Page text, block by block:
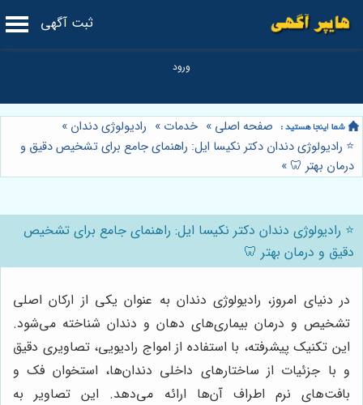
ثبت آگهی
صفحه اصلی » خدمات » رادیولوژی دندان »
⭐️ رادیولوژی دندان دکتر نکیسا ایل: راهنمای جامع برای تشخیص دقیق و
درمان بهتر 🦷 »
⭐️ رادیولوژی دندان دکتر نکیسا ایل: راهنمای جامع برای تشخیص
دقیق و درمان بهتر 🦷
در دنیای امروز، رادیولوژی دندان به عنوان یکی از ارکان اصلی
تشخیص و درمان بیماری‌های دهان و دندان شناخته می‌شود.
این تکنیک پیشرفته، با استفاده از امواج رادیویی، تصاویری دقیق
و با جزئیات از ساختارهای داخلی دندان‌ها، استخوان فک و
بافت‌های نرم اطراف آن‌ها ارائه می‌دهد. این تصاویر به